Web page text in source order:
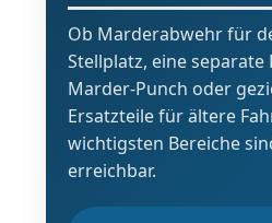
Ob Marderabwehr für
Stellplatz, eine separate
Marder-Punch oder
Ersatzteile für ältere
wichtigsten Bereiche
erreichbar.